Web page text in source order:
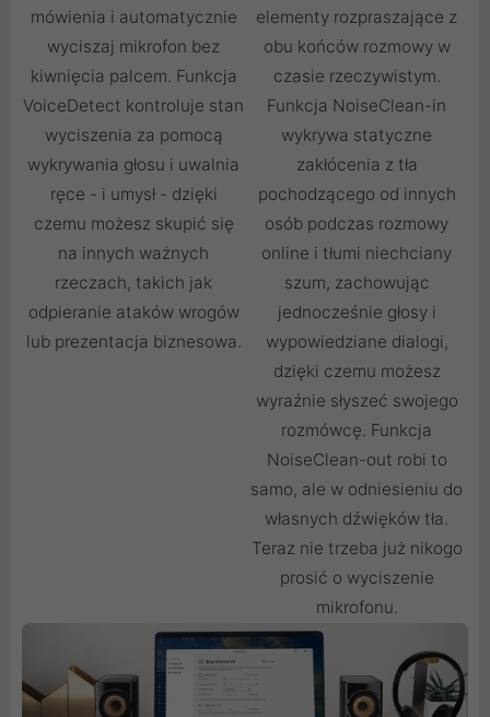
mówienia i automatycznie
wyciszaj mikrofon bez
kiwnięcia palcem. Funkcja
VoiceDetect kontroluje stan
wyciszenia za pomocą
wykrywania głosu i uwalnia
ręce - i umysł - dzięki
czemu możesz skupić się
na innych ważnych
rzeczach, takich jak
odpieranie ataków wrogów
lub prezentacja biznesowa.
elementy rozpraszające z
obu końców rozmowy w
czasie rzeczywistym.
Funkcja NoiseClean-in
wykrywa statyczne
zakłócenia z tła
pochodzącego od innych
osób podczas rozmowy
online i tłumi niechciany
szum, zachowując
jednocześnie głosy i
wypowiedziane dialogi,
dzięki czemu możesz
wyraźnie słyszeć swojego
rozmówcę. Funkcja
NoiseClean-out robi to
samo, ale w odniesieniu do
własnych dźwięków tła.
Teraz nie trzeba już nikogo
prosić o wyciszenie
mikrofonu.